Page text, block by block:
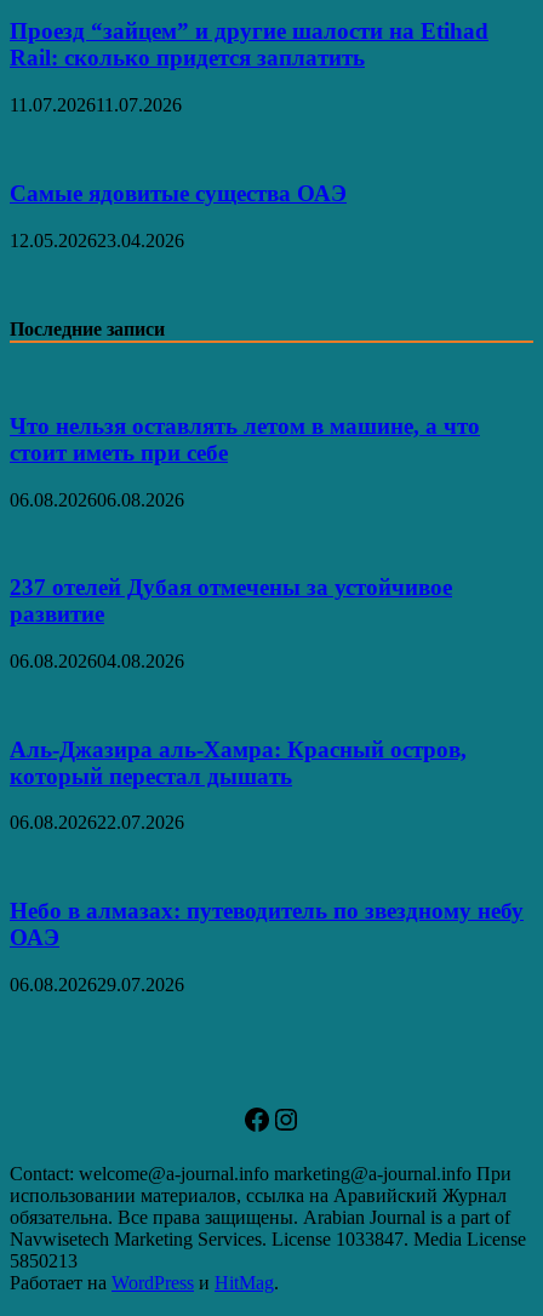
Проезд “зайцем” и другие шалости на Etihad
Rail: сколько придется заплатить
11.07.202611.07.2026
Самые ядовитые существа ОАЭ
12.05.202623.04.2026
Последние записи
Что нельзя оставлять летом в машине, а что
стоит иметь при себе
06.08.202606.08.2026
237 отелей Дубая отмечены за устойчивое
развитие
06.08.202604.08.2026
Аль‑Джазира аль‑Хамра: Красный остров,
который перестал дышать
06.08.202622.07.2026
Небо в алмазах: путеводитель по звездному небу
ОАЭ
06.08.202629.07.2026
Facebook
Instagram
Contact: welcome@a-journal.info marketing@a-journal.info При
использовании материалов, ссылка на Аравийский Журнал
обязательна. Все права защищены. Arabian Journal is a part of
Navwisetech Marketing Services. License 1033847. Media License
5850213
Работает на WordPress и HitMag.